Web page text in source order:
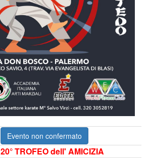
Evento non confermato
20° TROFEO dell' AMICIZIA